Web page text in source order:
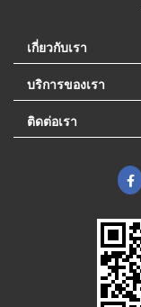
เกี่ยวกับเรา
บริการของเรา
ติดต่อเรา